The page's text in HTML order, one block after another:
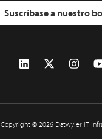
Suscríbase a nuestro
Copyright © 2026 Datwyler IT